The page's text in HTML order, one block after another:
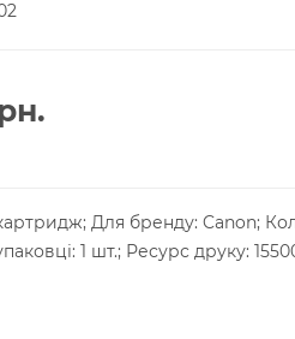
Для бренду: Canon;
1 шт.; Ресурс друку: